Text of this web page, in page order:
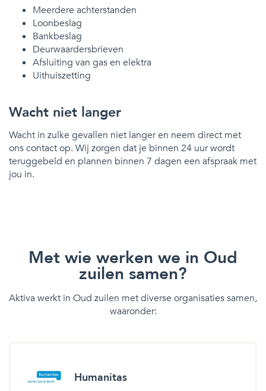
Meerdere achterstanden
Loonbeslag
Bankbeslag
Deurwaardersbrieven
Afsluiting van gas en elektra
Uithuiszetting
Wacht niet langer
Wacht in zulke gevallen niet langer en neem direct met
ons contact op. Wij zorgen dat je binnen 24 uur wordt
teruggebeld en plannen binnen 7 dagen een afspraak met
jou in.
Met wie werken we in Oud
zuilen samen?
Aktiva werkt in Oud zuilen met diverse organisaties samen,
waaronder:
Humanitas